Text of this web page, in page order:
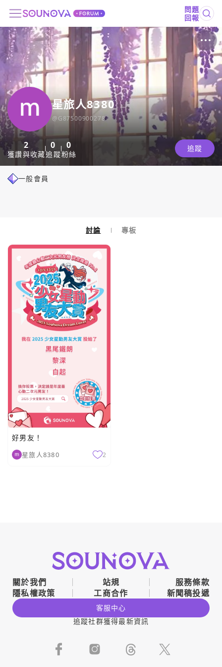
問題
回報
星旅人8380
@G87500900278
2
獲讚與收藏
0
追蹤
0
粉絲
追蹤
一般會員
討論 專板
好男友！
星旅人8380 2
關於我們 站規
服務條款
隱私權政策
工商合作 新聞稿投遞
客服中心
追蹤社群獲得最新資訊